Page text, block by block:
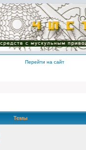
Перейти на сайт
Темы